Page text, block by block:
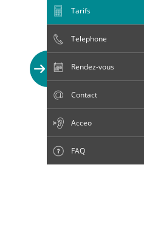
Tarifs
Telephone
Rendez-vous
Contact
Acceo
FAQ